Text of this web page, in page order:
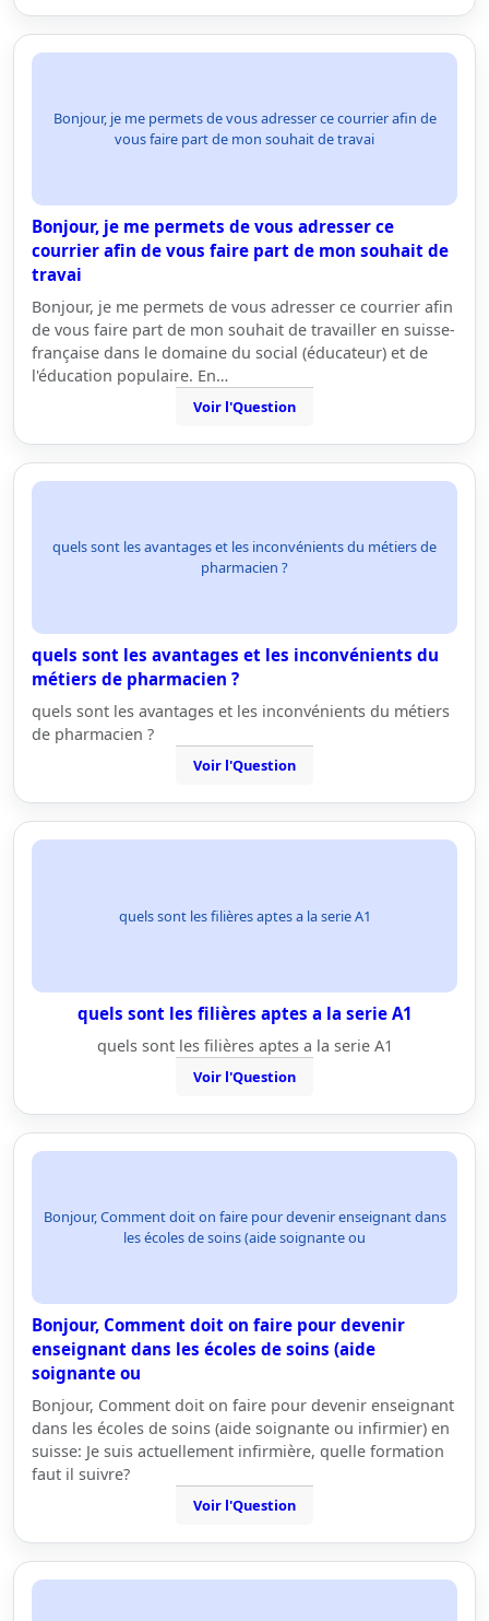
Bonjour, je me permets de vous adresser ce courrier afin de
vous faire part de mon souhait de travai
Bonjour, je me permets de vous adresser ce
courrier afin de vous faire part de mon souhait de
travai
Bonjour, je me permets de vous adresser ce courrier afin
de vous faire part de mon souhait de travailler en suisse-
française dans le domaine du social (éducateur) et de
l'éducation populaire. En…
Voir l'Question
quels sont les avantages et les inconvénients du métiers de
pharmacien ?
quels sont les avantages et les inconvénients du
métiers de pharmacien ?
quels sont les avantages et les inconvénients du métiers
de pharmacien ?
Voir l'Question
quels sont les filières aptes a la serie A1
quels sont les filières aptes a la serie A1
quels sont les filières aptes a la serie A1
Voir l'Question
Bonjour, Comment doit on faire pour devenir enseignant dans
les écoles de soins (aide soignante ou
Bonjour, Comment doit on faire pour devenir
enseignant dans les écoles de soins (aide
soignante ou
Bonjour, Comment doit on faire pour devenir enseignant
dans les écoles de soins (aide soignante ou infirmier) en
suisse: Je suis actuellement infirmière, quelle formation
faut il suivre?
Voir l'Question